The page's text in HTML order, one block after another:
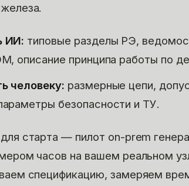
ИИ: типовые разделы РЭ,
описание принципа работы по
человеку: размерные цепи,
безопасности и ТУ.
старта — пилот on-prem
часов на вашем реальном
спецификацию, замеряем